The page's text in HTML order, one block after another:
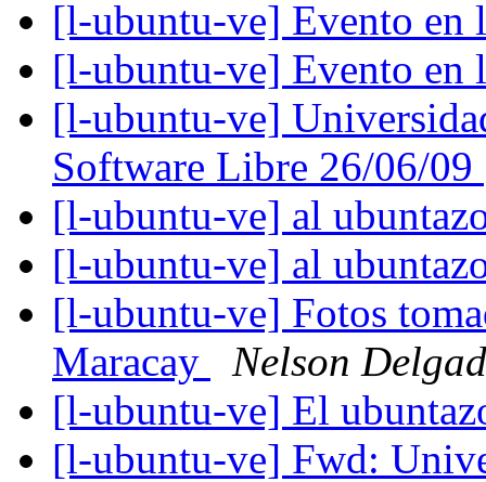
[l-ubuntu-ve] Evento en
[l-ubuntu-ve] Evento en
[l-ubuntu-ve]
Software Libre 26/06/09
[l-ubuntu-ve] al
[l-ubuntu-ve] al
[l-ubuntu-ve] Fotos
Maracay
Nelson
[l-ubuntu-ve] El
[l-ubuntu-ve] Fwd: